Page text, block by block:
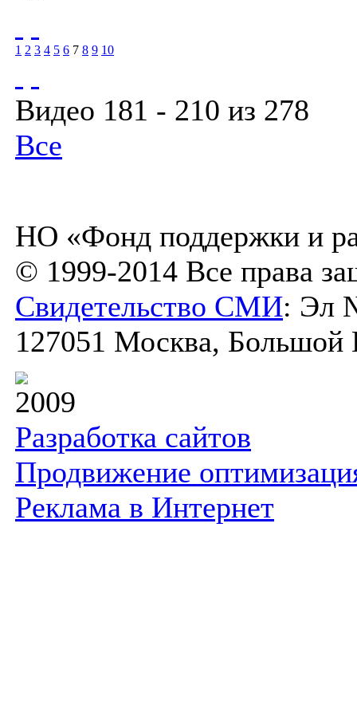
1 2 3 4 5 6 7 8 9 10
Видео 181 - 210 из 278
Все
НО «Фонд поддержки и
© 1999-2014 Все права
Свидетельство СМИ: Эл
127051 Москва, Большой
2009
Разработка сайтов
Продвижение
Реклама в Интернет